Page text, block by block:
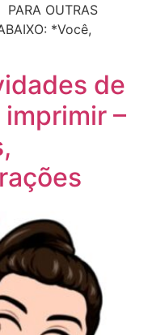
OUTRAS
*Você,
de
–